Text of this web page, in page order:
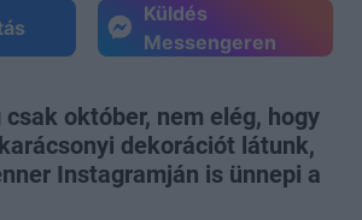
Küldés
Messengeren
október, nem elég, hogy
dekorációt látunk,
Instagramján is ünnepi a